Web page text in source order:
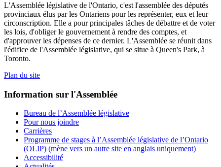
L'Assemblée législative de l'Ontario, c'est l'assemblée des députés
provinciaux élus par les Ontariens pour les représenter, eux et leur
circonscription. Elle a pour principales tâches de débattre et de voter
les lois, d'obliger le gouvernement à rendre des comptes, et
d'approuver les dépenses de ce dernier. L'Assemblée se réunit dans
l'édifice de l'Assemblée législative, qui se situe à Queen's Park, à
Toronto.
Plan du site
Information sur l'Assemblée
Bureau de l’Assemblée législative
Pour nous joindre
Carrières
Programme de stages à l’Assemblée législative de l’Ontario
(OLIP) (mène vers un autre site en anglais uniquement)
Accessibilité